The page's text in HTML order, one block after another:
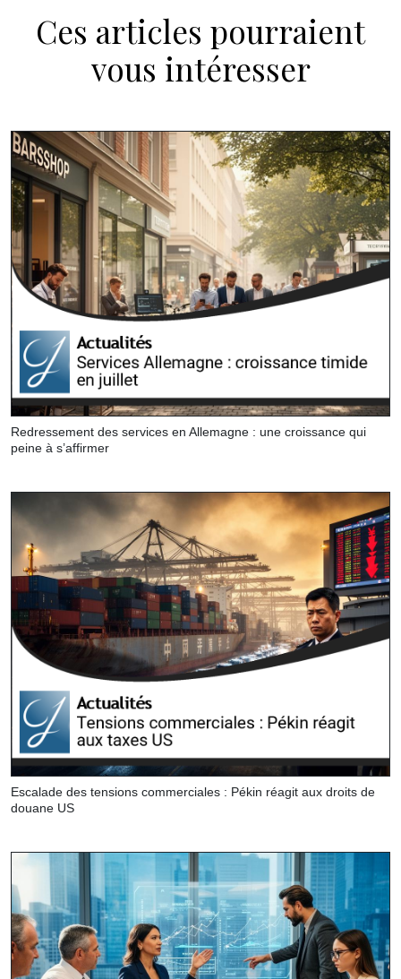
Ces articles pourraient
vous intéresser
Redressement des services en Allemagne : une croissance qui
peine à s’affirmer
Escalade des tensions commerciales : Pékin réagit aux droits de
douane US